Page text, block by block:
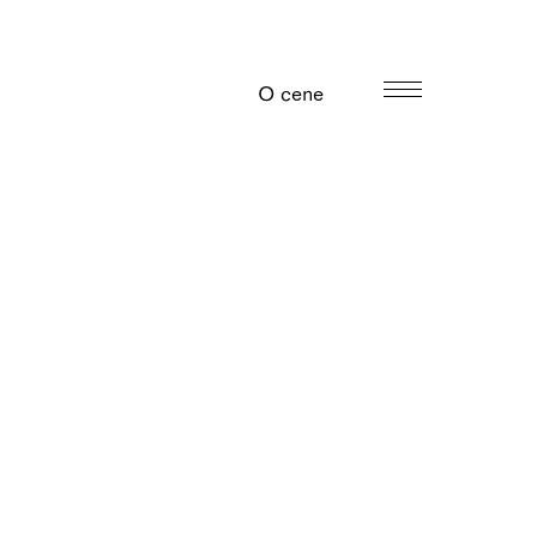
O cene